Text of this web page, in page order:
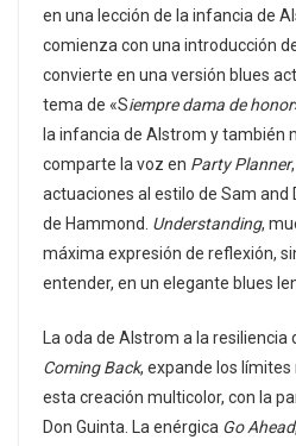
en una lección de la infancia de
comienza con una introducción
convierte en una versión blues
tema de «Siempre dama de honor
la infancia de Alstrom y también
comparte la voz en Party Planner
actuaciones al estilo de Sam and
de Hammond. Understanding,
máxima expresión de reflexión,
entender, en un elegante blues
La oda de Alstrom a la resiliencia
Coming Back, expande los
esta creación multicolor, con la
Don Guinta. La enérgica Go Ahead